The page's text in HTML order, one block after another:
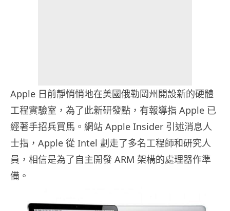
Apple 日前靜悄悄地在美國俄勒岡州開設新的硬體
工程實驗室，為了此新研發點，有報導指 Apple 已
經著手招兵買馬。網站 Apple Insider 引述消息人
士指，Apple 從 Intel 劃走了多名工程師和研究人
員，相信是為了自主開發 ARM 架構的處理器作準
備。